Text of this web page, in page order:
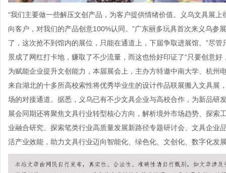
“我们主要做一些解压文创产品，为客户提供情绪价值。义乌文具展
向客户，对我们的产品创意100%认同。”广东丽多玩具首次来义乌参
了，这次抢不到馆内的展位，只能在通道上，下届争取进展馆。”尽
景成了网红打卡地，赚取了不少流量，而这也恰好印证了“只要创意好
为赋能企业提升文创能力，本届展会上，主办方特邀中南大学、杭
来自湖北的十多所高校索性将优秀毕业生的设计作品联展搬入文具展
场的对接通道。据悉，义乌已有不少文具企业与高校合作，为新品研
展会同期还将聚焦文具行业转型核心方向，解析境外市场趋势、探
业融合研究、探索笔类行业高质量发展新路径专题研讨会、文具企
活产业效能，助力文具行业迈向智能化、绿色化、文创化、数字化发